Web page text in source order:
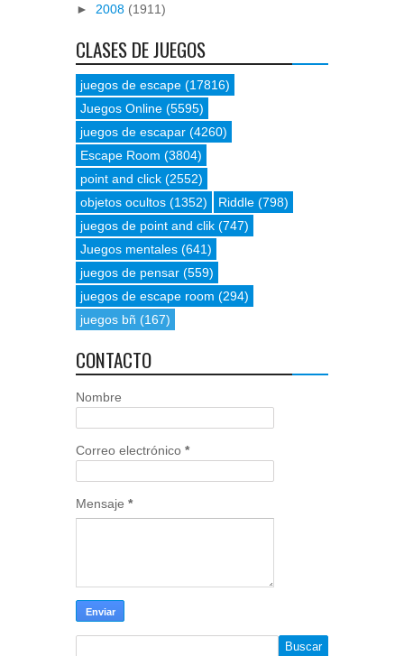
► 2008 (1911)
CLASES DE JUEGOS
juegos de escape (17816)
Juegos Online (5595)
juegos de escapar (4260)
Escape Room (3804)
point and click (2552)
objetos ocultos (1352) Riddle (798)
juegos de point and clik (747)
Juegos mentales (641)
juegos de pensar (559)
juegos de escape room (294)
juegos bñ (167)
CONTACTO
Nombre
Correo electrónico *
Mensaje *